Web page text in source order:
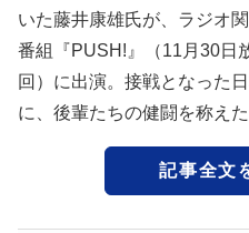
いた藤井康雄氏が、ラジオ
番組『PUSH!』（11月30日
回）に出演。接戦となった
に、後輩たちの健闘を称えた
記事全文